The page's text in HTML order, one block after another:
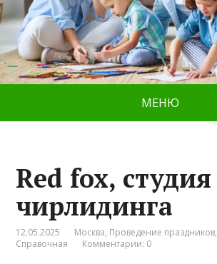
МЕНЮ
Red fox, студия
чирлидинга
12.05.2025 Москва, Проведение праздников,
Справочная
Комментарии: 0